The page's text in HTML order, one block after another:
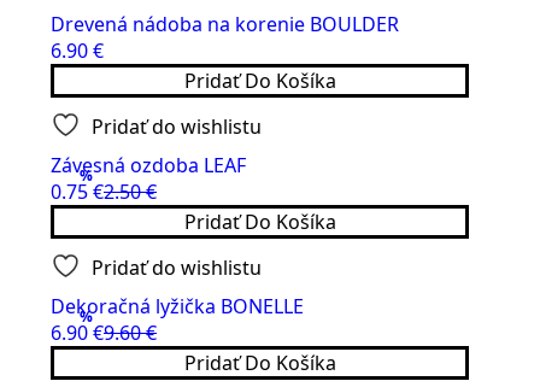
Drevená nádoba na korenie BOULDER
6.90€
Pridať Do Košíka
Pridať do wishlistu
%
Závesná ozdoba LEAF
2.50€
Original
price
was:
2.50 €.
0.75€
Current
price
is:
0.75 €.
Pridať Do Košíka
Pridať do wishlistu
%
Dekoračná lyžička BONELLE
9.60€
Original
price
6.90€
Current
price
Pridať Do Košíka